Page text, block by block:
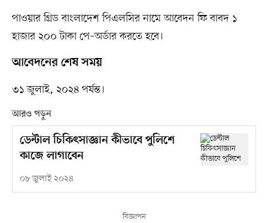
পাওয়ার গ্রিড বাংলাদেশ পিএলসির নামে আবেদন ফি বাবদ ১
হাজার ২০০ টাকা পে–অর্ডার করতে হবে।
আবেদনের শেষ সময়
৩১ জুলাই, ২০২৪ পর্যন্ত।
আরও পড়ুন
ডেন্টাল চিকিৎসাজ্ঞান কীভাবে পুলিশে
কাজে লাগাবেন
০৮ জুলাই ২০২৪